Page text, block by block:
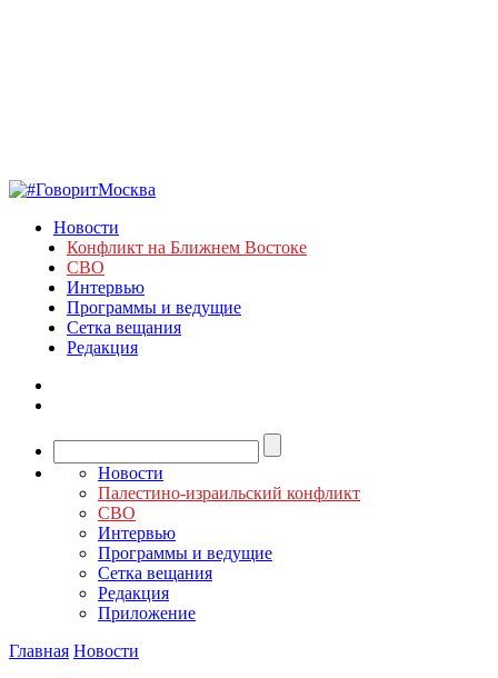
Новости
Конфликт на Ближнем Востоке
СВО
Интервью
Программы и ведущие
Сетка вещания
Редакция
Новости
Палестино-израильский конфликт
СВО
Интервью
Программы и ведущие
Сетка вещания
Редакция
Приложение
Главная Новости